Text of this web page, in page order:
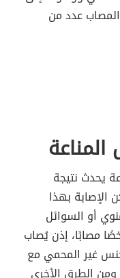
عدد من
يحدث نتيجة
الإصابة بهذا
أو السوائل
مصابًا، إذن يُصاب
غير المحمي مع
الطرق الأخرى